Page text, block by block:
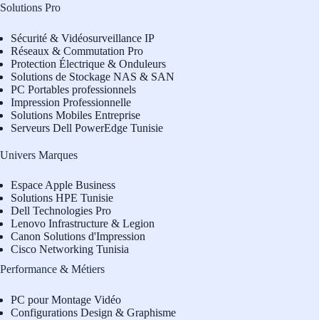
Solutions Pro
Sécurité & Vidéosurveillance IP
Réseaux & Commutation Pro
Protection Électrique & Onduleurs
Solutions de Stockage NAS & SAN
PC Portables professionnels
Impression Professionnelle
Solutions Mobiles Entreprise
Serveurs Dell PowerEdge Tunisie
Univers Marques
Espace Apple Business
Solutions HPE Tunisie
Dell Technologies Pro
Lenovo Infrastructure & Legion
Canon Solutions d'Impression
Cisco Networking Tunisia
Performance & Métiers
PC pour Montage Vidéo
Configurations Design & Graphisme